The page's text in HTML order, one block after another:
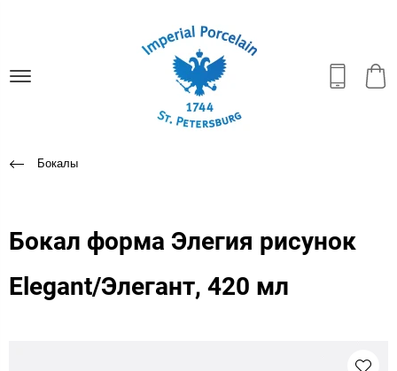
Бокалы
Бокал форма Элегия рисунок
Elegant/Элегант, 420 мл